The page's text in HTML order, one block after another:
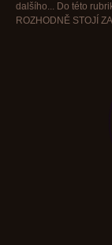
dalšího... Do této
ROZHODNĚ STOJÍ